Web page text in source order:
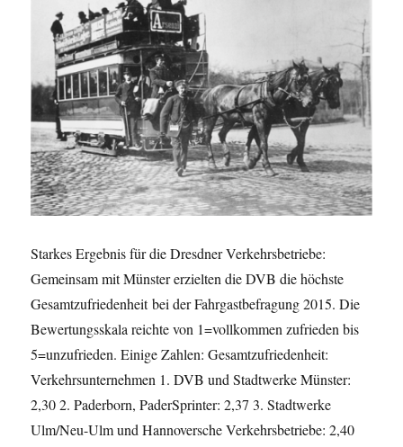
Starkes Ergebnis für die Dresdner Verkehrsbetriebe:
Gemeinsam mit Münster erzielten die DVB die höchste
Gesamtzufriedenheit bei der Fahrgastbefragung 2015. Die
Bewertungsskala reichte von 1=vollkommen zufrieden bis
5=unzufrieden. Einige Zahlen: Gesamtzufriedenheit:
Verkehrsunternehmen 1. DVB und Stadtwerke Münster:
2,30 2. Paderborn, PaderSprinter: 2,37 3. Stadtwerke
Ulm/Neu-Ulm und Hannoversche Verkehrsbetriebe: 2,40